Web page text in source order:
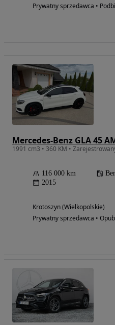
Prywatny sprzedawca •
Mercedes-Benz GLA 45
116 000 km
2015
Krotoszyn (Wielkopolskie)
Prywatny sprzedawca •